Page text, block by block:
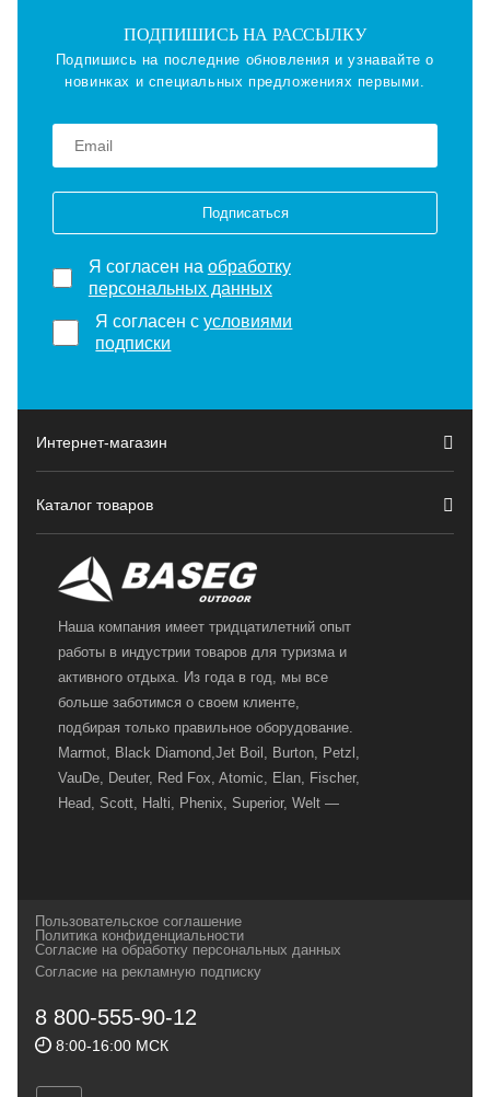
ПОДПИШИСЬ НА РАССЫЛКУ
Подпишись на последние обновления и узнавайте о
новинках и специальных предложениях первыми.
Подписаться
Я согласен на обработку
персональных данных
Я согласен сусловиями
подписки
Интернет-магазин
Каталог товаров
Наша компания имеет тридцатилетний опыт
работы в индустрии товаров для туризма и
активного отдыха. Из года в год, мы все
больше заботимся о своем клиенте,
подбирая только правильное оборудование.
Marmot, Black Diamond,Jet Boil, Burton, Petzl,
VauDe, Deuter, Red Fox, Atomic, Elan, Fischer,
Head, Scott, Halti, Phenix, Superior, Welt —
и взыскательных путешественников,
спортсменов и отдыхающих.
Геннадьевич
ИНН 590300057023 ОГРН 304590319000121
Пользовательское соглашение
Политика конфиденциальности
Согласие на обработку персональных данных
Согласие на рекламную подписку
8 800-555-90-12
8:00-16:00 МСК